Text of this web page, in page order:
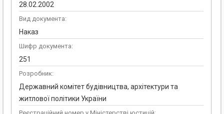
28.02.2002
Вид документа:
Наказ
Шифр документа:
251
Розробник:
Державний комітет будівництва, архітектури та
житлової політики України